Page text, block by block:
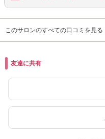
このサロンのすべての口コミを見る
友達に共有